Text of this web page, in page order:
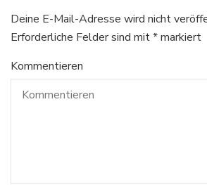
Deine E-Mail-Adresse wird nicht
Erforderliche Felder sind mit*markiert
Kommentieren